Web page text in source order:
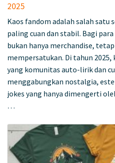
2025
Kaos fandom adalah salah satu
paling cuan dan stabil. Bagi
bukan hanya merchandise,
mempersatukan. Di tahun
yang komunitas auto-lirik dan
menggabungkan nostalgia,
jokes yang hanya dimengerti
…